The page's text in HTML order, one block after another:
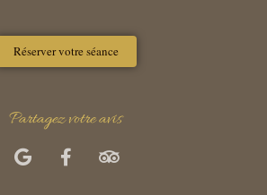
Réserver votre séance
Partagez votre avis